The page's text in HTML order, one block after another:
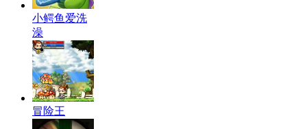
小鳄鱼爱洗
澡
冒险王